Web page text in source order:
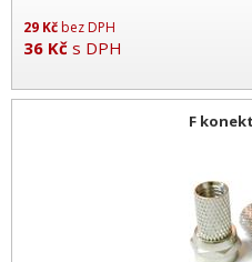
29 Kčbez DPH
36 Kč s DPH
F